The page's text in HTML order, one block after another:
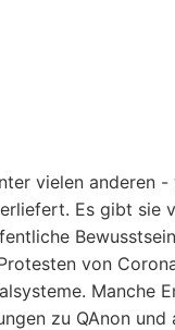
vielen
Es gibt sie
von
Manche
zu QAnon